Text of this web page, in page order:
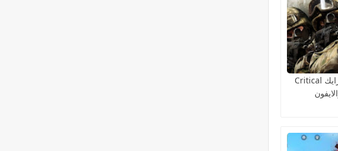
تحميل لعبة كونتر سترايك Critical